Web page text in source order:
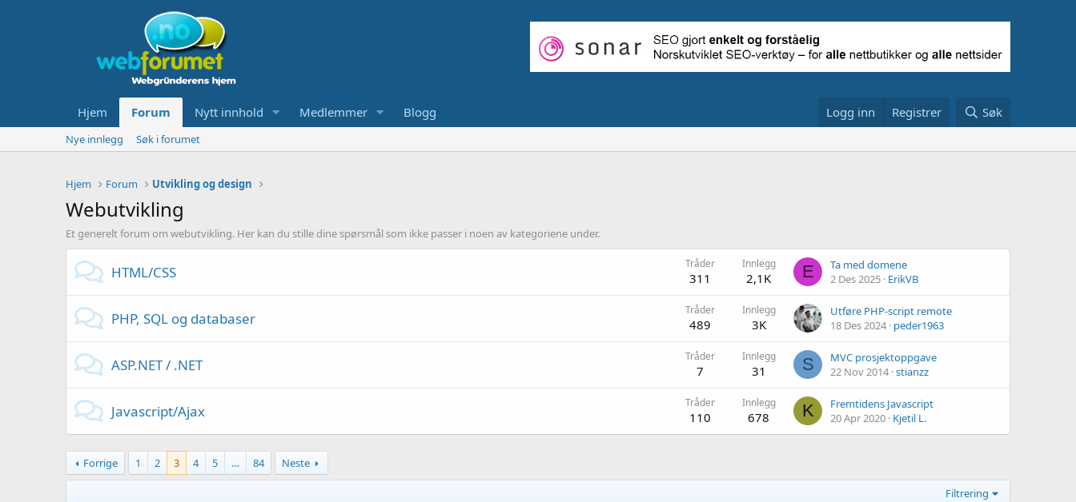
Hjem Forum Nytt innhold Medlemmer Blogg Logg inn Registrer Søk
Nye innlegg Søk i forumet
Hjem Forum Utvikling og design
Webutvikling
Et generelt forum om webutvikling. Her kan du stille dine spørsmål som ikke passer i noen av kategoriene under.
HTML/CSS Tråder
311
Innlegg
2,1K E
Ta med domene
2 Des 2025 ErikVB
PHP, SQL og databaser Tråder
489
Innlegg
3K
Utføre PHP-script remote
18 Des 2024 peder1963
ASP.NET / .NET Tråder
7
Innlegg
31 S
MVC prosjektoppgave
22 Nov 2014 stianzz
Javascript/Ajax Tråder
110
Innlegg
678 K
Fremtidens Javascript
20 Apr 2020 Kjetil L.
Forrige 1 2 3 4 5 … 84 Neste
Filtrering